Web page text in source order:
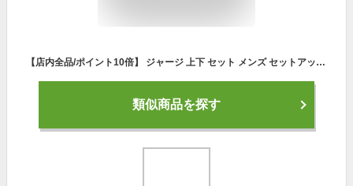
【店内全品/ポイント10倍】 ジャージ 上下 セット メンズ セットアップ (2717/19A)【 吸汗速乾 】 スポーツウェア ランニングウェア トレーニングウェア 上下組 上下セット 長袖 パーカー ジャージパンツ レディース 男女兼用 秋 冬
類似商品を探す